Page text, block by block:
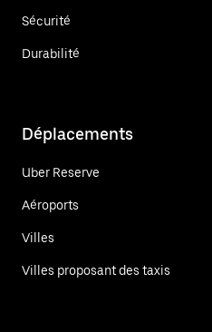
Sécurité
Durabilité
Déplacements
Uber Reserve
Aéroports
Villes
Villes proposant des taxis